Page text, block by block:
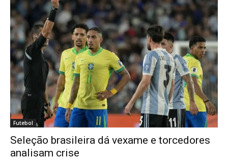
Futebol
Seleção brasileira dá vexame e torcedores
analisam crise